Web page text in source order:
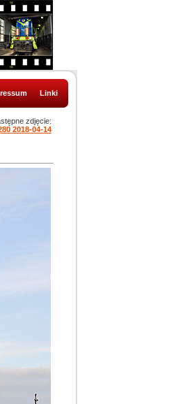
Linki
zdjęcie:
2018-04-14